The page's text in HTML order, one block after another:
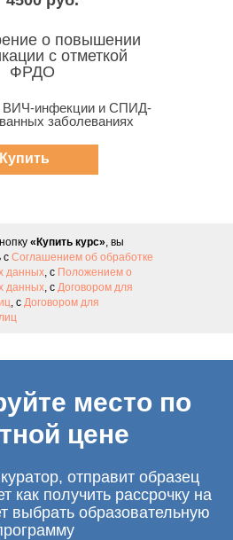
ВИЧ-инфекции и СПИД-
заболеваниях
о повышении
с отметкой
ФРДО
Купить
курс
«Купить курс», вы
с Соглашением об обработке
данных, с Положением о
данных, с Договором для
, с Договором для
место по
цене
отправит образец
как получить рассрочку на
выбрать образовательную